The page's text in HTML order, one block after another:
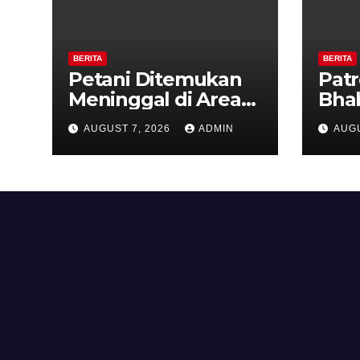
BERITA
Petani Ditemukan
Meninggal di Area
Persawahan
Kalibeji, Polisi
Pastikan Tidak Ada
AUGUST 7, 2026 ADMIN
BERITA
dan